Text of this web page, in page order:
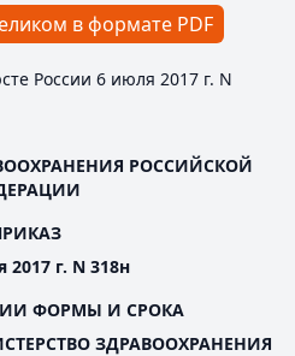
в формате PDF
России 6 июля 2017 г. N
РОССИЙСКОЙ
2017 г. N 318н
ФОРМЫ И СРОКА
ЗДРАВООХРАНЕНИЯ